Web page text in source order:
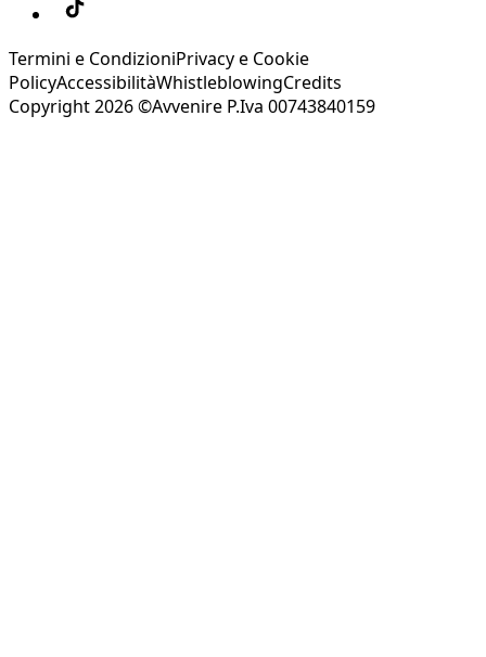
Termini e CondizioniPrivacy e Cookie
PolicyAccessibilitàWhistleblowingCredits
Copyright 2026 ©Avvenire P.Iva 00743840159